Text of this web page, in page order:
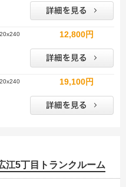
12,800円
19,100円
5丁目トランクルーム